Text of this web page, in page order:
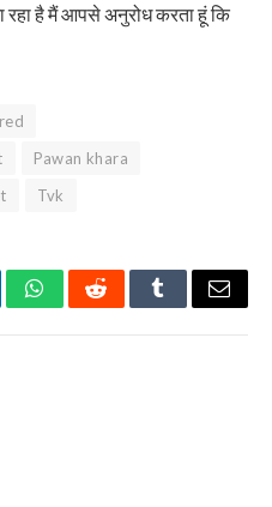
रहा है मैं आपसे अनुरोध करता हूं कि
Pawan khara
Tvk
WhatsAppRedditTumblrEmail